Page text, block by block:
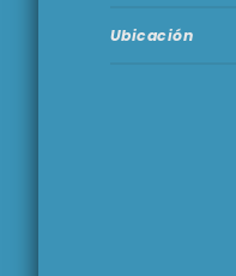
Ubicación